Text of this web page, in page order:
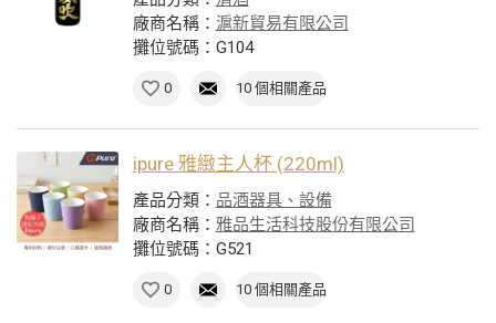
廠商名稱： 滬新貿易有限公司
攤位號碼：G104
0 10 個相關產品
ipure 雅緻主人杯 (220ml)
產品分類： 品酒器具、設備
廠商名稱： 雅品生活科技股份有限公司
攤位號碼：G521
0 10 個相關產品